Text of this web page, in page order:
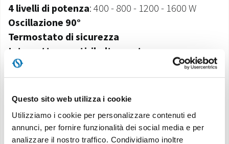
Questo sito web utilizza i cookie
Utilizziamo i cookie per personalizzare contenuti ed
annunci, per fornire funzionalità dei social media e per
analizzare il nostro traffico. Condividiamo inoltre
4 livelli di potenza: 400 - 800 - 1200 - 1600 W
Oscillazione 90°
Termostato di sicurezza
Interruttore antiribaltamento
Maniglia
Volume massimo riscaldabile: 55 m³
Caratteristiche